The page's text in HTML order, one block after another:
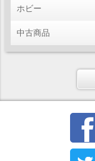
ホビー
中古商品